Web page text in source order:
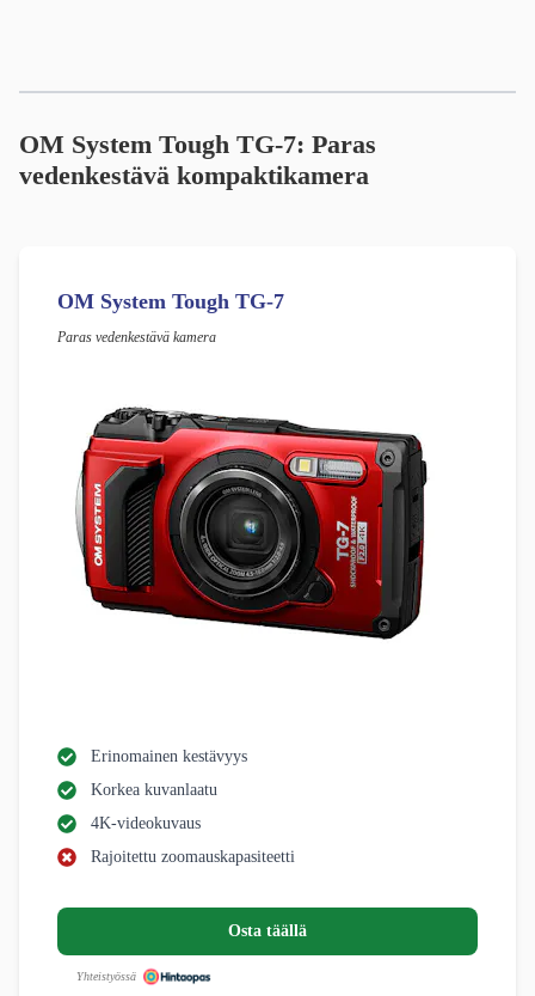
OM System Tough TG-7: Paras
vedenkestävä kompaktikamera
OM System Tough TG-7
Paras vedenkestävä kamera
Erinomainen kestävyys
Korkea kuvanlaatu
4K-videokuvaus
Rajoitettu zoomauskapasiteetti
Osta täällä
Yhteistyössä